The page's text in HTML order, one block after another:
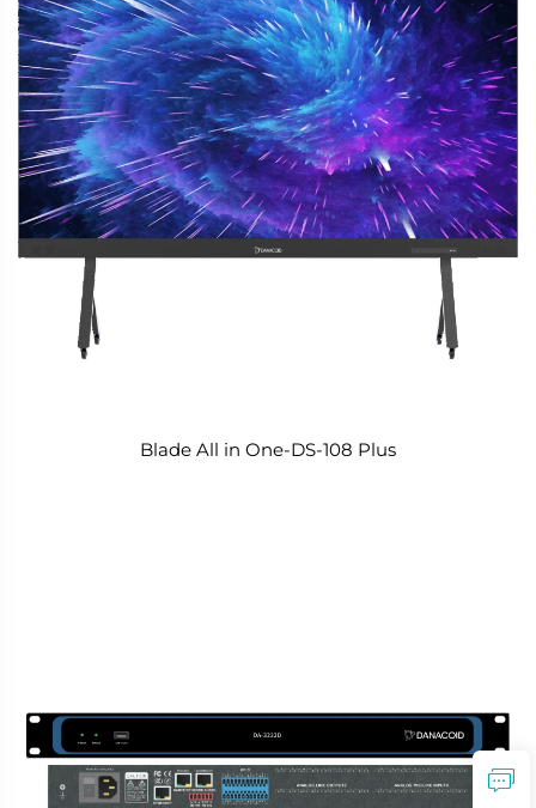
Blade All in One-DS-108 Plus